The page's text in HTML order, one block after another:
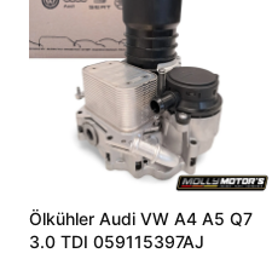
Ölkühler Audi VW A4 A5 Q7
3.0 TDI 059115397AJ